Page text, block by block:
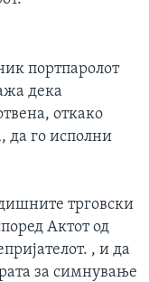
портпаролот
дека
откако
да го исполни
трговски
Актот од
, и да
за симнување